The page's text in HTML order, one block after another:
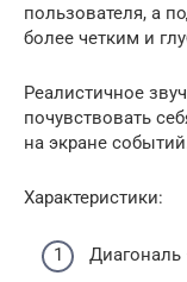
пользователя, а
более четким и
Реалистичное
почувствовать
на экране
Характеристики: